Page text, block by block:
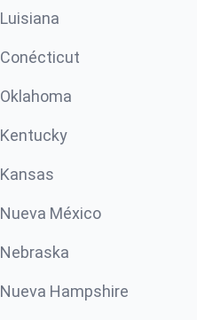
Luisiana
Conécticut
Oklahoma
Kentucky
Kansas
Nueva México
Nebraska
Nueva Hampshire